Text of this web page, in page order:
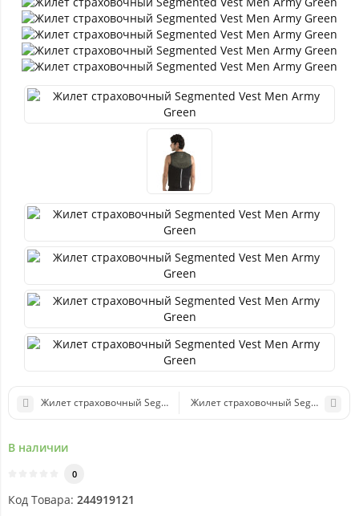
Жилет страховочный Segmented Vest Men Dark Teal
Жилет страховочный Segmented
В наличии
0
Код Товара: 244919121